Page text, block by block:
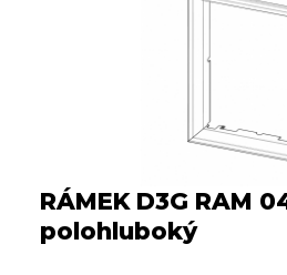
RÁMEK D3G RAM
polohluboký